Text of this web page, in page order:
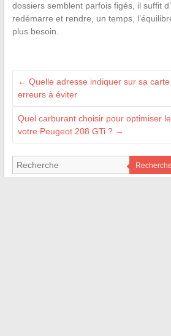
dossiers semblent parfois figés, il suffit
redémarre et rendre, un temps,
plus besoin.
← Quelle adresse indiquer sur sa
erreurs à éviter
Quel carburant choisir pour optimiser
votre Peugeot 208 GTi ? →
Recherche